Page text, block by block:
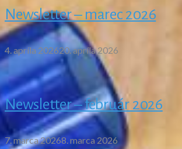
Newsletter – marec 2026
4. apríla 202620. apríla 2026
Newsletter – február 2026
7. marca 20268. marca 2026